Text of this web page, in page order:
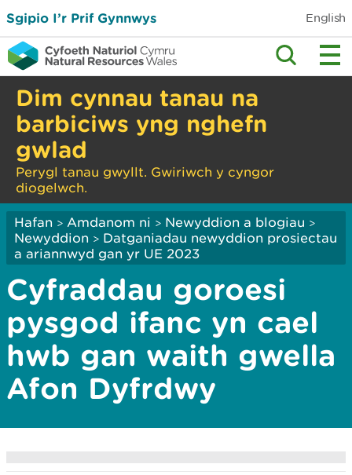
Sgipio I’r Prif Gynnwys English
Dim cynnau tanau na
barbiciws yng nghefn
gwlad
Perygl tanau gwyllt. Gwiriwch y cyngor
diogelwch.
Hafan > Amdanom ni > Newyddion a blogiau >
Newyddion > Datganiadau newyddion prosiectau
a ariannwyd gan yr UE 2023
Cyfraddau goroesi
pysgod ifanc yn cael
hwb gan waith gwella
Afon Dyfrdwy